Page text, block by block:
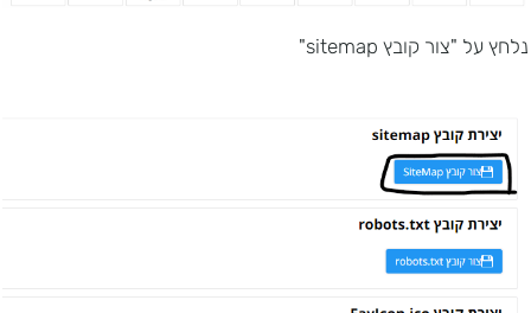
נלחץ על "צור קובץ sitemap"